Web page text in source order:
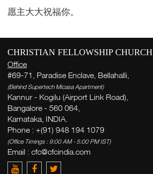
愿主大大祝福你。
CHRISTIAN FELLOWSHIP CHURCH
Office
#69-71, Paradise Enclave, Bellahalli,
(Behind Supertech Micasa Apartment)
Kannur - Kogilu (Airport Link Road),
Bangalore - 560 064,
Karnataka, INDIA.
Phone : +(91) 948 194 1079
(Office Timings : 9:00 AM - 5:00 PM IST)
Email : cfc@cfcindia.com